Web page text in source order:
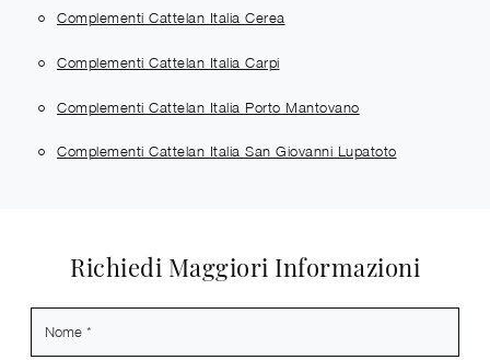
Complementi Cattelan Italia Cerea
Complementi Cattelan Italia Carpi
Complementi Cattelan Italia Porto Mantovano
Complementi Cattelan Italia San Giovanni Lupatoto
Richiedi Maggiori Informazioni